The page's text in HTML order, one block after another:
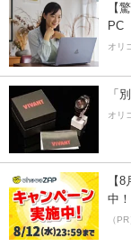
【
PC
オリ
「
オリ
【
中！
（